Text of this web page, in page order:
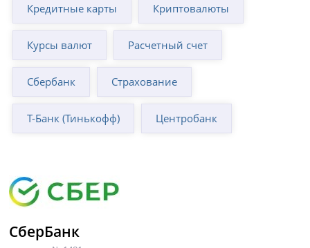
Кредитные карты Криптовалюты
Курсы валют Расчетный счет
Сбербанк Страхование
Т-Банк (Тинькофф) Центробанк
СберБанк